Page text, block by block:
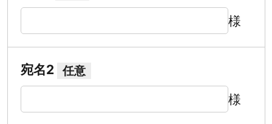
様
宛名2 任意
様